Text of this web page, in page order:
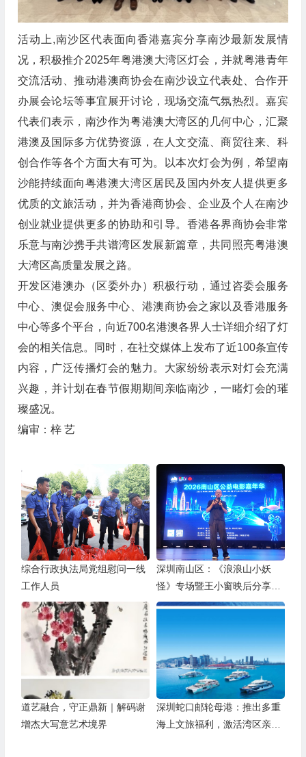
活动上,南沙区代表面向香港嘉宾分享南沙最新发展情
况，积极推介2025年粤港澳大湾区灯会，并就粤港青年
交流活动、推动港澳商协会在南沙设立代表处、合作开
办展会论坛等事宜展开讨论，现场交流气氛热烈。嘉宾
代表们表示，南沙作为粤港澳大湾区的几何中心，汇聚
港澳及国际多方优势资源，在人文交流、商贸往来、科
创合作等各个方面大有可为。以本次灯会为例，希望南
沙能持续面向粤港澳大湾区居民及国内外友人提供更多
优质的文旅活动，并为香港商协会、企业及个人在南沙
创业就业提供更多的协助和引导。香港各界商协会非常
乐意与南沙携手共谱湾区发展新篇章，共同照亮粤港澳
大湾区高质量发展之路。
开发区港澳办（区委外办）积极行动，通过咨委会服务
中心、澳促会服务中心、港澳商协会之家以及香港服务
中心等多个平台，向近700名港澳各界人士详细介绍了灯
会的相关信息。同时，在社交媒体上发布了近100条宣传
内容，广泛传播灯会的魅力。大家纷纷表示对灯会充满
兴趣，并计划在春节假期期间亲临南沙，一睹灯会的璀
璨盛况。
编审：梓 艺
综合行政执法局党组慰问一线
工作人员
深圳南山区：《浪浪山小妖
怪》专场暨王小窗映后分享会
举办
道艺融合，守正鼎新｜解码谢
增杰大写意艺术境界
深圳蛇口邮轮母港：推出多重
海上文旅福利，激活湾区亲子